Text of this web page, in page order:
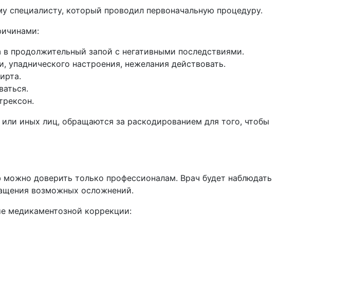
специалисту, который проводил первоначальную процедуру.
продолжительный запой с негативными последствиями.
упаднического настроения, нежелания действовать.
иных лиц, обращаются за раскодированием для того, чтобы
доверить только профессионалам. Врач будет наблюдать
возможных осложнений.
медикаментозной коррекции: